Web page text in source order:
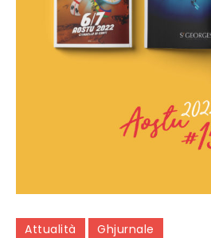
Attualità Ghjurnale